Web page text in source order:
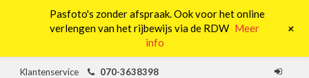
Klantenservice
070-3638398
Pasfoto's zonder afspraak. Ook voor het online
verlengen van het rijbewijs via de RDW Meer
info
+